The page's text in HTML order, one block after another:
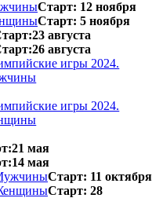
Старт: 12 ноября
Старт: 5 ноября
августа
августа
игры 2024.
игры 2024.
мая
мая
Старт: 11 октября
Старт: 28